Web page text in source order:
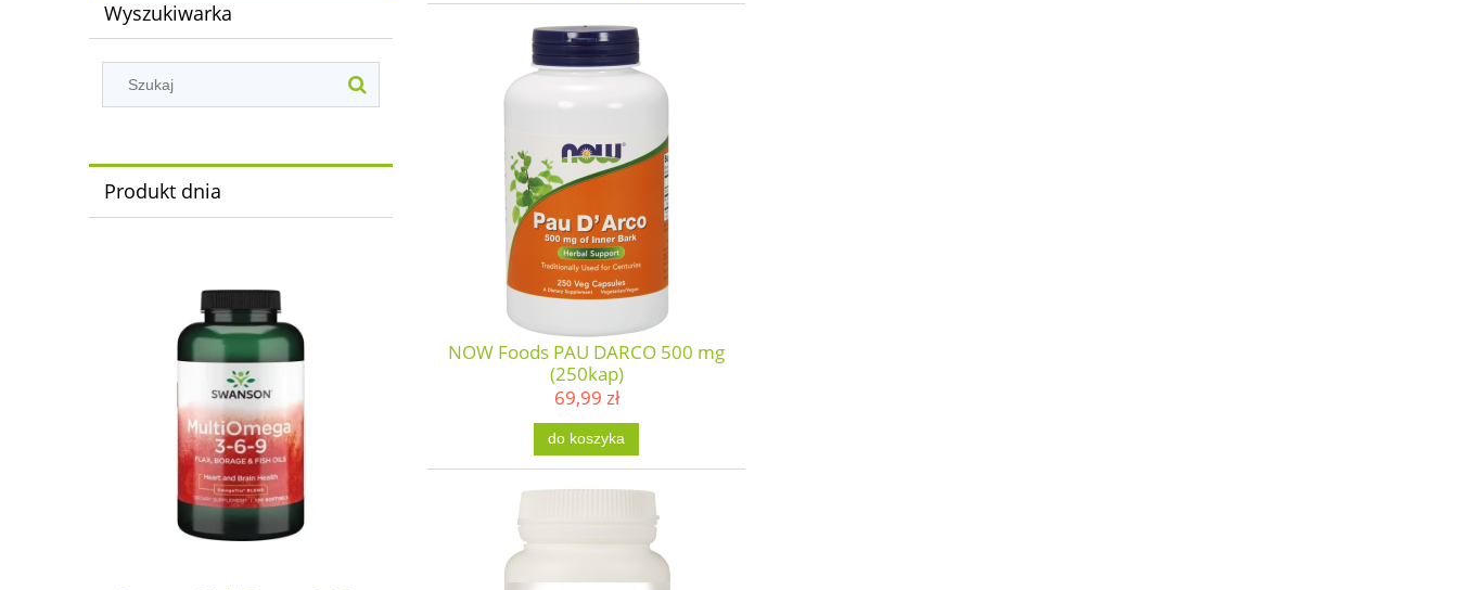
Wyszukiwarka
Produkt dnia
NOW Foods PAU DARCO 500 mg
(250kap)
69,99 zł
do koszyka